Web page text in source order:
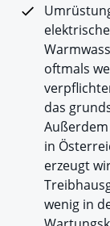
elektrische
oftmals
das
in
erzeugt
wenig in